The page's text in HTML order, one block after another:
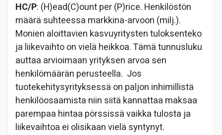
HC/P: (H)ead(C)ount per (P)rice. Henkilöstön
määrä suhteessa markkina-arvoon (milj.).
Monien aloittavien kasvuyritysten tuloksenteko
ja liikevaihto on vielä heikkoa. Tämä tunnusluku
auttaa arvioimaan yrityksen arvoa sen
henkilömäärän perusteella. Jos
tuotekehitysyrityksessä on paljon inhimillistä
henkilöosaamista niin siitä kannattaa maksaa
parempaa hintaa pörssissä vaikka tulosta ja
liikevaihtoa ei olisikaan vielä syntynyt.